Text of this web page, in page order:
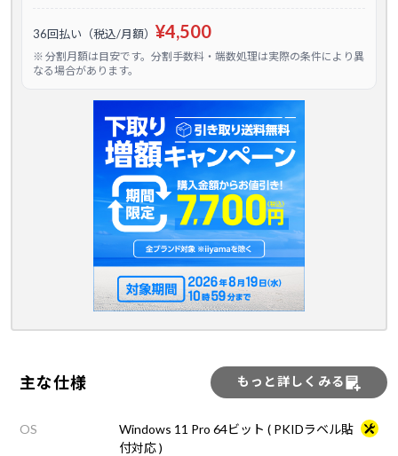
36回払い（税込/月額） ¥4,500
※ 分割月額は目安です。分割手数料・端数処理は実際の条件により異
なる場合があります。
主な仕様 もっと詳しくみる
OS
Windows 11 Pro 64ビット ( PKIDラベル貼
付対応 )